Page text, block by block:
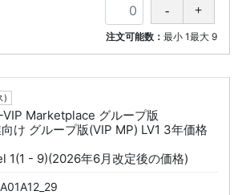
注文可能数：最小 1最大 9
)
Marketplace グループ版
け グループ版(VIP MP) LV1 3年価格
1(1 - 9)(2026年6月改定後の価格)